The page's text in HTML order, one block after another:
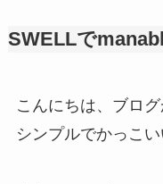
SWELLで
こんにちは、ブロ
シンプルでかっこ